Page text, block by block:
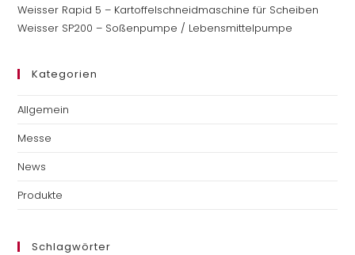
Weisser Rapid 5 – Kartoffelschneidmaschine für Scheiben
Weisser SP200 – Soßenpumpe / Lebensmittelpumpe
Kategorien
Allgemein
Messe
News
Produkte
Schlagwörter